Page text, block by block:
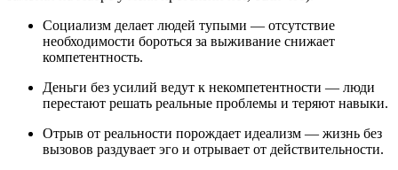
Социализм делает людей тупыми — отсутствие
необходимости бороться за выживание снижает
компетентность.
Деньги без усилий ведут к некомпетентности — люди
перестают решать реальные проблемы и теряют навыки.
Отрыв от реальности порождает идеализм — жизнь без
вызовов раздувает эго и отрывает от действительности.